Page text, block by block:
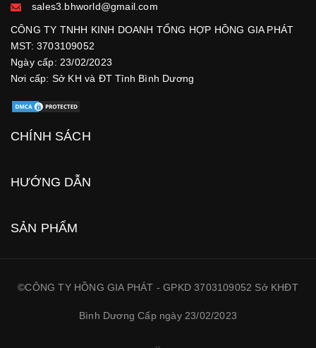
sales3.bhworld@gmail.com
CÔNG TY TNHH KINH DOANH TỔNG HỢP HỒNG GIA PHÁT
MST: 3703109052
Ngày cấp: 23/02/2023
Nơi cấp: Sở KH và ĐT Tỉnh Bình Dương
CHÍNH SÁCH
HƯỚNG DẪN
SẢN PHẨM
©CÔNG TY HỒNG GIA PHÁT - GPKD 3703109052 Sở KHĐT
Bình Dương Cấp ngày 23/02/2023
..